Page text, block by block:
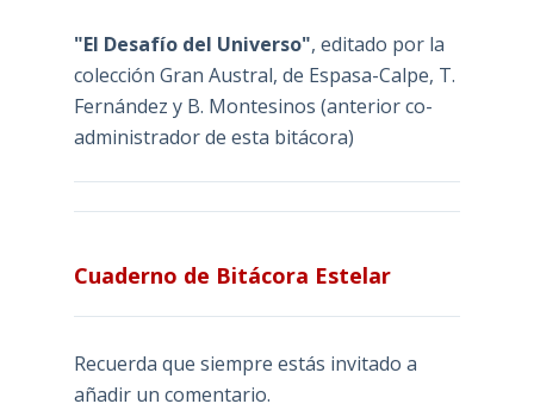
"El Desafío del Universo", editado por la
colección Gran Austral, de Espasa-Calpe, T.
Fernández y B. Montesinos (anterior co-
administrador de esta bitácora)
Cuaderno de Bitácora Estelar
Recuerda que siempre estás invitado a
añadir un comentario.